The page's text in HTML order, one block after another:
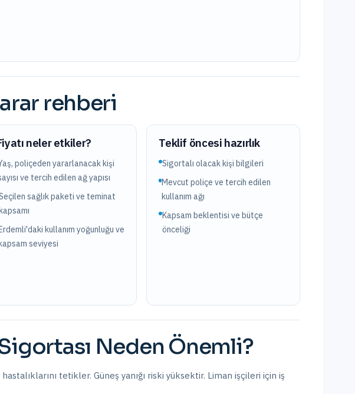
rehberi
neler etkiler?
poliçeden yararlanacak kişi
ve tercih edilen ağ yapısı
sağlık paketi ve teminat
kullanım yoğunluğu ve
seviyesi
Teklif öncesi hazırlık
Sigortalı olacak kişi bilgileri
Mevcut poliçe ve tercih edilen
kullanım ağı
Kapsam beklentisi ve bütçe
önceliği
Neden Önemli?
tetikler. Güneş yanığı riski yüksektir. Liman işçileri için iş